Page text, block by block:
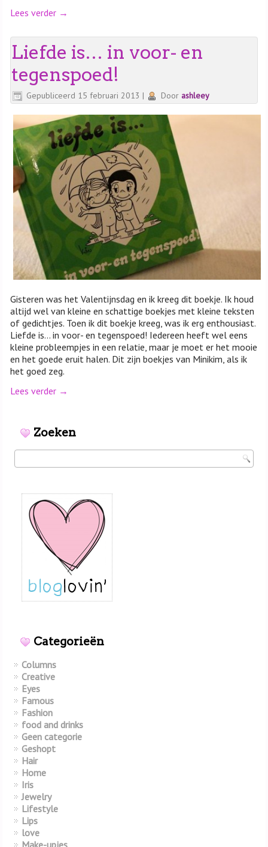
Lees verder →
Liefde is… in voor- en
tegenspoed!
Gepubliceerd 15 februari 2013 | Door ashleey
Gisteren was het Valentijnsdag en ik kreeg dit boekje. Ik houd
altijd wel van kleine en schattige boekjes met kleine teksten
of gedichtjes. Toen ik dit boekje kreeg, was ik erg enthousiast.
Liefde is… in voor- en tegenspoed! Iedereen heeft wel eens
kleine probleempjes in een relatie, maar je moet er het mooie
en het goede eruit halen. Dit zijn boekjes van Minikim, als ik
het goed zeg.
Lees verder →
Zoeken
Categorieën
Columns
Creative
Eyes
Famous
Fashion
food and drinks
Geen categorie
Geshopt
Hair
Home
Iris
Jewelry
Lifestyle
Lips
love